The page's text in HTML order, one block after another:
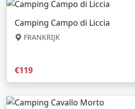
Camping Campo di Liccia
FRANKRIJK
€119